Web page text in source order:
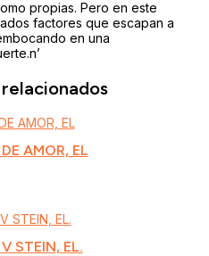
propias. Pero en este
factores que escapan a
en una
AMOR, EL
STEIN, EL.